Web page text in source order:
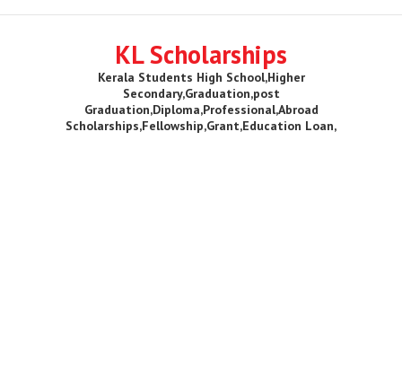
KL Scholarships
Kerala Students High School,Higher
Secondary,Graduation,post
Graduation,Diploma,Professional,Abroad
Scholarships,Fellowship,Grant,Education Loan,